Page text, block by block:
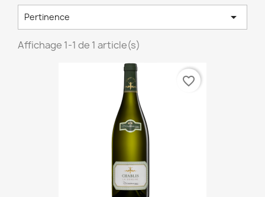
Pertinence 
Affichage 1-1 de 1 article(s)
favorite_border